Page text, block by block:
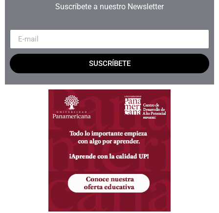
Suscríbete a nuestro Newsletter
SUSCRÍBETE